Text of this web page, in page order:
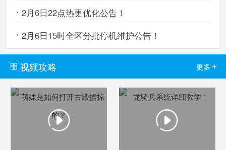
生死狙击手机版 搜 手
2月6日22点热更优化公告！
2月6日15时全区分批停机维护公告！
视频攻略 更多 +